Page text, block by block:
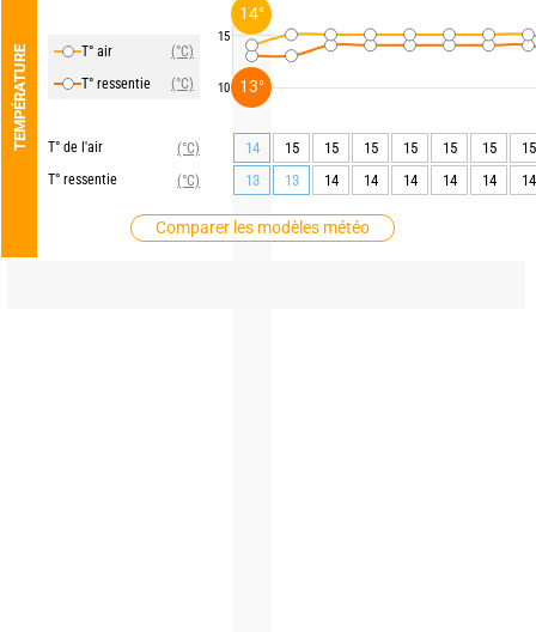
TEMPÉRATURE T° air
(°C)
T° ressentie
(°C)
T° de l'air
(°C)
T° ressentie
(°C)
Comparer les modèles météo
15
10
14 15 15 15 15 15 15
15
13
13 14 14 14 14 14 14
14°
13°